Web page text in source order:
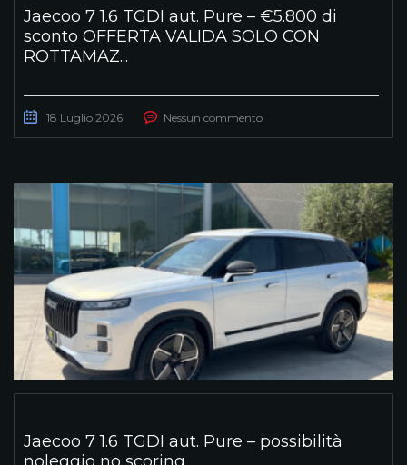
Jaecoo 7 1.6 TGDI aut. Pure – €5.800 di
sconto OFFERTA VALIDA SOLO CON
ROTTAMAZ...
18 Luglio 2026 Nessun commento
Jaecoo 7 1.6 TGDI aut. Pure – possibilità